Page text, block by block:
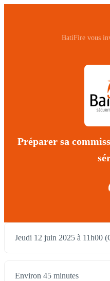
BatiFire vous
Préparer sa
Jeudi 12 juin 2025 à 11h00
Environ 45 minutes